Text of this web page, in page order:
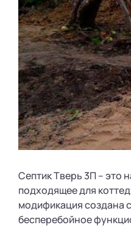
Септик Тверь 3П – это
подходящее для
модификация создана
бесперебойное